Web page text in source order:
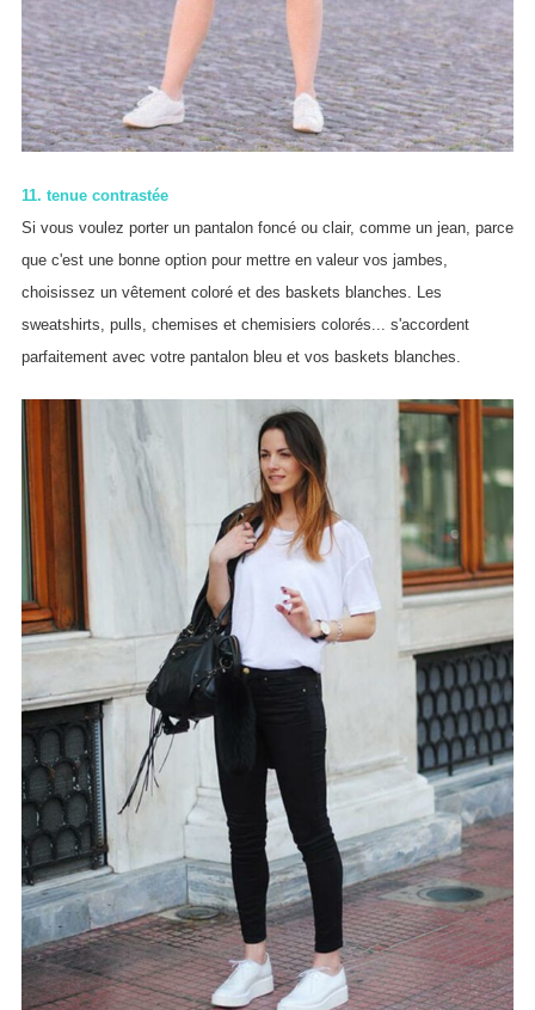
11. tenue contrastée
Si vous voulez porter un pantalon foncé ou clair, comme un jean, parce
que c'est une bonne option pour mettre en valeur vos jambes,
choisissez un vêtement coloré et des baskets blanches. Les
sweatshirts, pulls, chemises et chemisiers colorés... s'accordent
parfaitement avec votre pantalon bleu et vos baskets blanches.